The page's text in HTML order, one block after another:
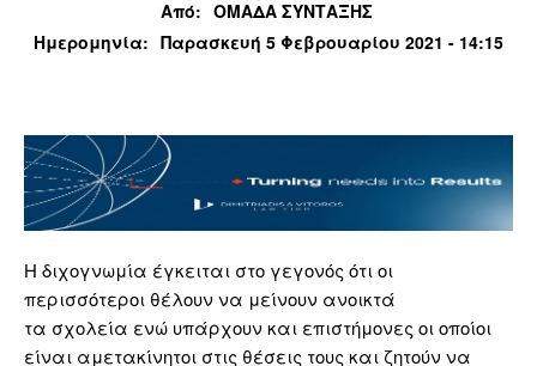
Από: ΟΜΑΔΑ ΣΥΝΤΑΞΗΣ
Ημερομηνία: Παρασκευή 5 Φεβρουαρίου 2021 - 14:15
Η διχογνωμία έγκειται στο γεγονός ότι οι
περισσότεροι θέλουν να μείνουν ανοικτά
τα σχολεία ενώ υπάρχουν και επιστήμονες οι οποίοι
είναι αμετακίνητοι στις θέσεις τους και ζητούν να